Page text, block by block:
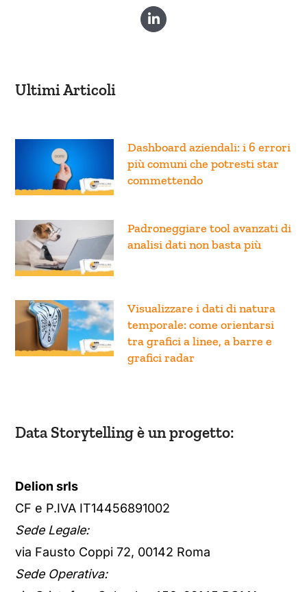
Ultimi Articoli
Dashboard aziendali: i 6 errori
più comuni che potresti star
commettendo
Padroneggiare tool avanzati di
analisi dati non basta più
Visualizzare i dati di natura
temporale: come orientarsi
tra grafici a linee, a barre e
grafici radar
Data Storytelling è un progetto:
Delion srls
CF e P.IVA IT14456891002
Sede Legale:
via Fausto Coppi 72, 00142 Roma
Sede Operativa: